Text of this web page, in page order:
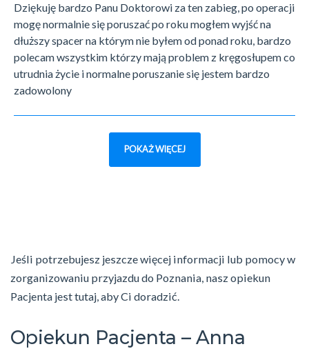
Dziękuję bardzo Panu Doktorowi za ten zabieg, po operacji
mogę normalnie się poruszać po roku mogłem wyjść na
dłuższy spacer na którym nie byłem od ponad roku, bardzo
polecam wszystkim którzy mają problem z kręgosłupem co
utrudnia życie i normalne poruszanie się jestem bardzo
zadowolony
POKAŻ WIĘCEJ
Jeśli potrzebujesz jeszcze więcej informacji lub pomocy w
zorganizowaniu przyjazdu do Poznania, nasz opiekun
Pacjenta jest tutaj, aby Ci doradzić.
Opiekun Pacjenta – Anna